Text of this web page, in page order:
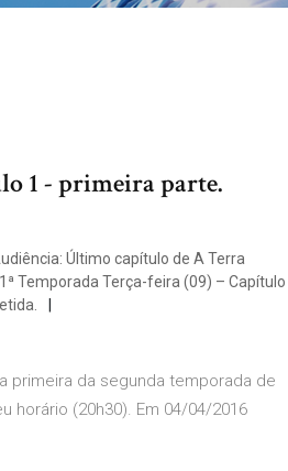
1 - primeira parte.
Último capítulo de A Terra
Temporada Terça-feira (09) – Capítulo
primeira da segunda temporada de
horário (20h30). Em 04/04/2016